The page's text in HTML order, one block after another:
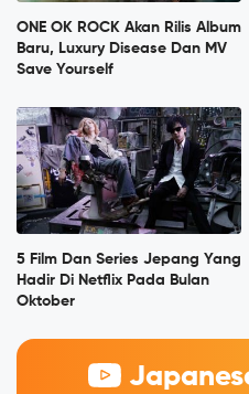
ONE OK ROCK Akan Rilis Album
Baru, Luxury Disease Dan MV
Save Yourself
5 Film Dan Series Jepang Yang
Hadir Di Netflix Pada Bulan
Oktober